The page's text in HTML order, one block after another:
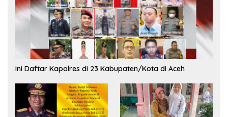
Ini Daftar Kapolres di 23 Kabupaten/Kota di Aceh